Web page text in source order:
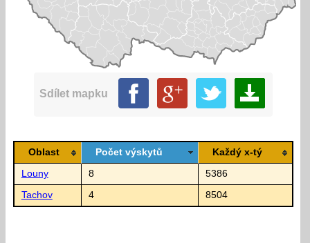
Sdílet mapku
Oblast Počet výskytů Každý x-tý
Louny 8 5386
Tachov 4 8504